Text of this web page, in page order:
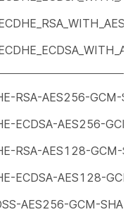
RSA-AES256-GCM-
ECDSA-AES256-
RSA-AES128-GCM-
ECDSA-AES128-
AES256-GCM-